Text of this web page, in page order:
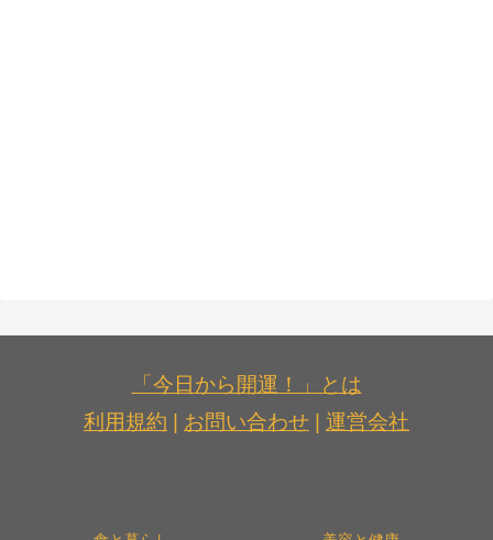
「今日から開運！」とは
利用規約 | お問い合わせ | 運営会社